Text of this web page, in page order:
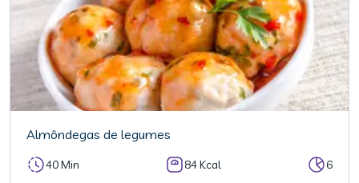
Almôndegas de legumes
40 Min 84 Kcal 6